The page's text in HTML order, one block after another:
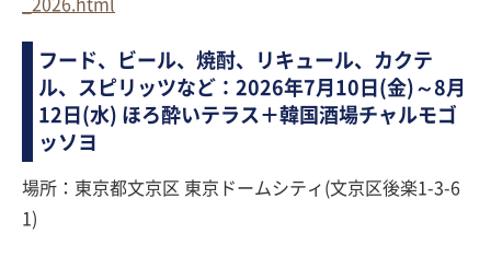
_2026.html
フード、ビール、焼酎、リキュール、カクテ
ル、スピリッツなど：2026年7月10日(金)～8月
12日(水) ほろ酔いテラス＋韓国酒場チャルモゴ
ッソヨ
場所：東京都文京区 東京ドームシティ(文京区後楽1-3-6
1)